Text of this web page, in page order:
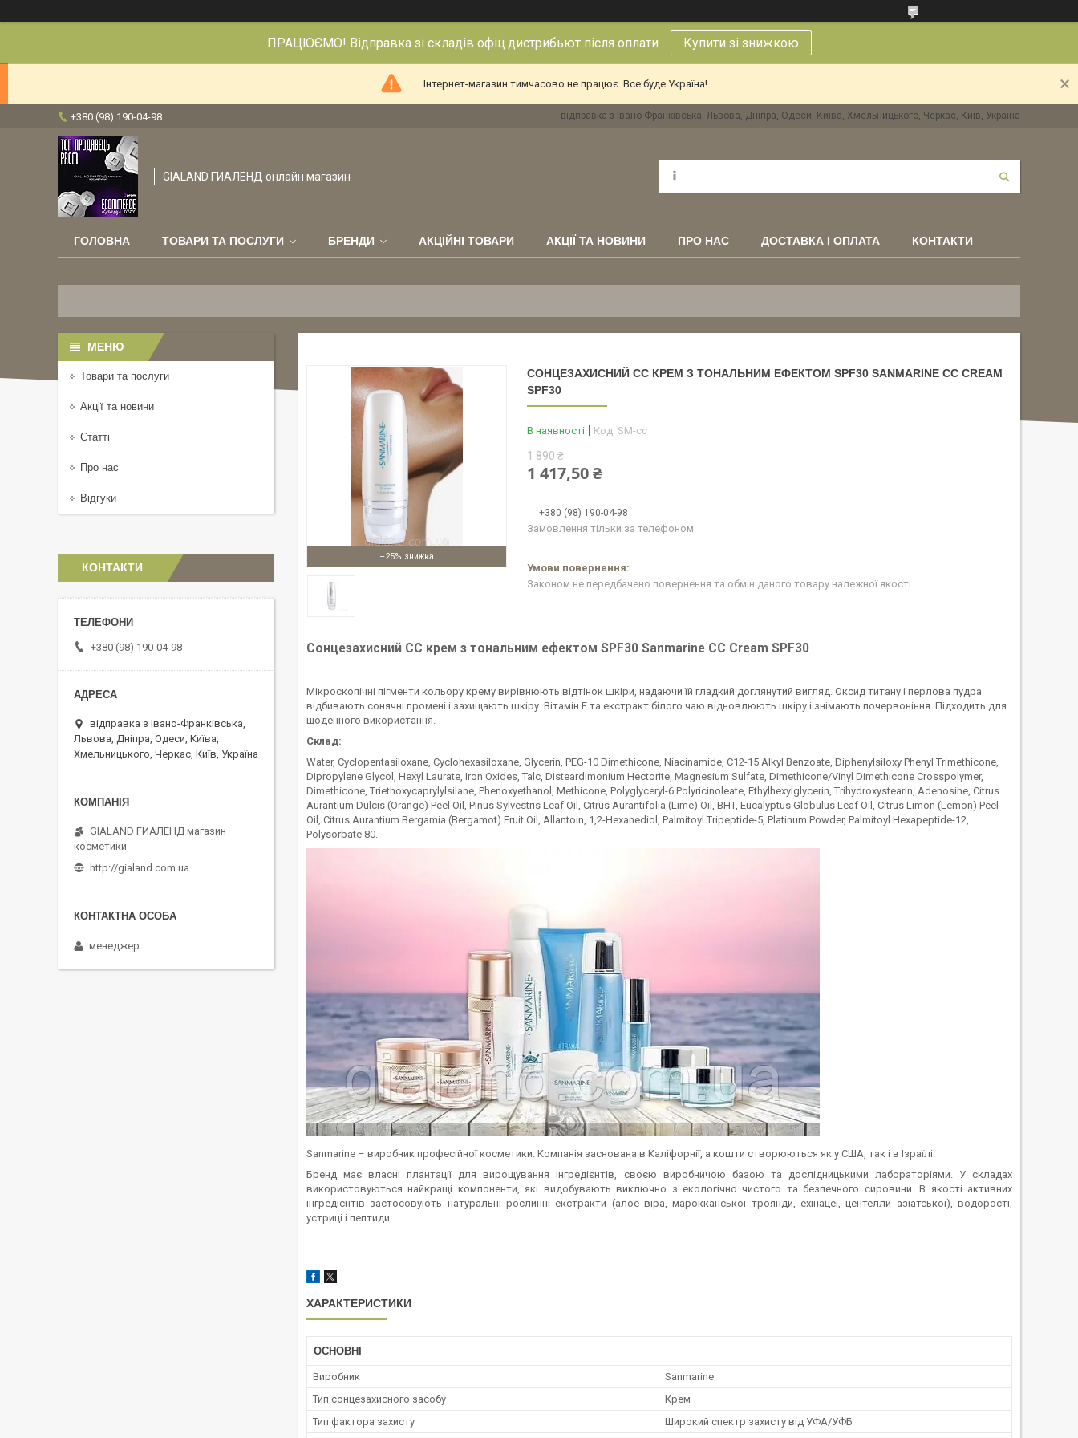
ПРАЦЮЄМО! Відправка зі складів офіц.дистрибьют після оплати Купити зі знижкою
Інтернет-магазин тимчасово не працює. Все буде Україна!
+380 (98) 190-04-98 відправка з Івано-Франківська, Львова, Дніпра, Одеси, Київа, Хмельницького, Черкас, Київ, Україна
GIALAND ГИАЛЕНД онлайн магазин
ГОЛОВНА ТОВАРИ ТА ПОСЛУГИ БРЕНДИ АКЦІЙНІ ТОВАРИ АКЦІЇ ТА НОВИНИ ПРО НАС ДОСТАВКА І ОПЛАТА КОНТАКТИ
–25%
СОНЦЕЗАХИСНИЙ СС КРЕМ З ТОНАЛЬНИМ ЕФЕКТОМ SPF30 SANMARINE СС CREAM
SPF30
В наявності Код: SM-cc
1 890 ₴
1 417,50 ₴
+380 (98) 190-04-98
Замовлення тільки за телефоном
Законом не передбачено повернення та обмін даного товару належної якості
Сонцезахисний СС крем з тональним ефектом SPF30 Sanmarine СС Cream SPF30
Мікроскопічні пігменти кольору крему вирівнюють відтінок шкіри, надаючи їй гладкий доглянутий вигляд. Оксид титану і перлова пудра
відбивають сонячні промені і захищають шкіру. Вітамін E та екстракт білого чаю відновлюють шкіру і знімають почервоніння. Підходить для
щоденного використання.
Склад:
Water, Cyclopentasiloxane, Cyclohexasiloxane, Glycerin, PEG-10 Dimethicone, Niacinamide, C12-15 Alkyl Benzoate, Diphenylsiloxy Phenyl Trimethicone,
Dipropylene Glycol, Hexyl Laurate, Iron Oxides, Talc, Disteardimonium Hectorite, Magnesium Sulfate, Dimethicone/Vinyl Dimethicone Crosspolymer,
Dimethicone, Triethoxycaprylylsilane, Phenoxyethanol, Methicone, Polyglyceryl-6 Polyricinoleate, Ethylhexylglycerin, Trihydroxystearin, Adenosine, Citrus
Aurantium Dulcis (Orange) Peel Oil, Pinus Sylvestris Leaf Oil, Citrus Aurantifolia (Lime) Oil, BHT, Eucalyptus Globulus Leaf Oil, Citrus Limon (Lemon) Peel
Oil, Citrus Aurantium Bergamia (Bergamot) Fruit Oil, Allantoin, 1,2-Hexanediol, Palmitoyl Tripeptide-5, Platinum Powder, Palmitoyl Hexapeptide-12,
Polysorbate 80.
Sanmarine – виробник професійної косметики. Компанія заснована в Каліфорнії, а кошти створюються як у США, так і в Ізраїлі.
Бренд має власні плантації для вирощування інгредієнтів, своєю виробничою базою та дослідницькими лабораторіями. У складах
використовуються найкращі компоненти, які видобувають виключно з екологічно чистого та безпечного сировини. В якості активних
інгредієнтів застосовують натуральні рослинні екстракти (алое віра, марокканської троянди, ехінацеї, центелли азіатської), водорості,
устриці і пептиди.
ХАРАКТЕРИСТИКИ
ОСНОВНІ
Виробник
Sanmarine
Тип сонцезахисного засобу
Крем
Тип фактора захисту
Широкий спектр захисту від УФА/УФБ
Товари та послуги
Акції та новини
Статті
Про нас
Відгуки
КОНТАКТИ
+380 (98) 190-04-98
відправка з Івано-Франківська,
Львова, Дніпра, Одеси, Київа,
Хмельницького, Черкас, Київ, Україна
GIALAND ГИАЛЕНД магазин
косметики
http://gialand.com.ua
менеджер